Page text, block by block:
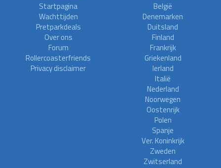
Startpagina
Wachttijden
Pretparkdeals
Over ons
Forum
Rollercoasterfriends
Privacy disclaimer
België
Denemarken
Duitsland
Finland
Frankrijk
Griekenland
Ierland
Italië
Nederland
Noorwegen
Oostenrijk
Polen
Spanje
Ver. Koninkrijk
Zweden
Zwitserland